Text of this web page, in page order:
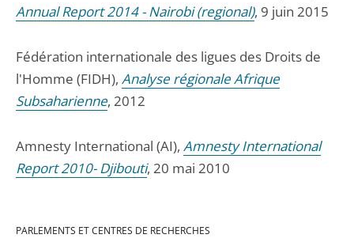
Annual Report 2014 - Nairobi (regional), 9 juin 2015
Fédération internationale des ligues des Droits de
l'Homme (FIDH), Analyse régionale Afrique
Subsaharienne, 2012
Amnesty International (AI), Amnesty International
Report 2010- Djibouti, 20 mai 2010
PARLEMENTS ET CENTRES DE RECHERCHES